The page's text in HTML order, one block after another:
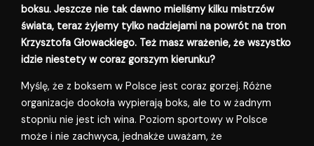
boksu. Jeszcze nie tak dawno mieliśmy kilku mistrzów
świata, teraz żyjemy tylko nadziejami na powrót na tron
Krzysztofa Głowackiego. Też masz wrażenie, że wszystko
idzie niestety w coraz gorszym kierunku?
Myślę, że z boksem w Polsce jest coraz gorzej. Różne
organizacje dookoła wypierają boks, ale to w żadnym
stopniu nie jest ich wina. Poziom sportowy w Polsce
może i nie zachwyca, jednakże uważam, że